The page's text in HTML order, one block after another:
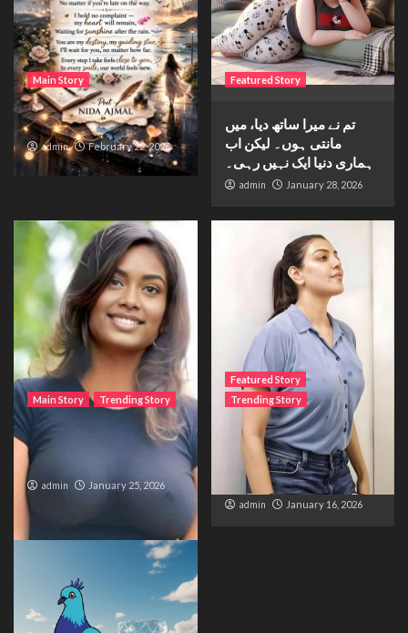
Main Story
Waiting for sunshine
admin February 22, 2026
Featured Story
تم نے میرا ساتھ دیا، میں
مانتی ہوں۔ لیکن اب
ہماری دنیا ایک نہیں رہی۔
admin January 28, 2026
Main Story Trending Story
The Bride from the
Accident
admin January 25, 2026
Featured Story
Trending Story
The Silent Wait – A Life
Trapped Between
Distance and Duty
admin January 16, 2026